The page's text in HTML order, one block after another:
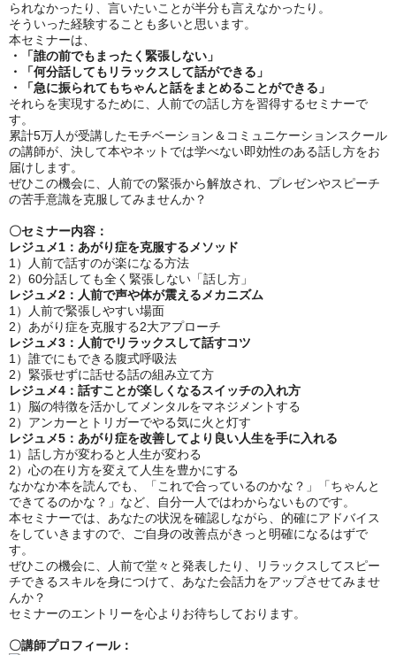
られなかったり、言いたいことが半分も言えなかったり。
そういった経験することも多いと思います。
本セミナーは、
・「誰の前でもまったく緊張しない」
・「何分話してもリラックスして話ができる」
・「急に振られてもちゃんと話をまとめることができる」
それらを実現するために、人前での話し方を習得するセミナーで
す。
累計5万人が受講したモチベーション＆コミュニケーションスクール
の講師が、決して本やネットでは学べない即効性のある話し方をお
届けします。
ぜひこの機会に、人前での緊張から解放され、プレゼンやスピーチ
の苦手意識を克服してみませんか？
〇セミナー内容：
レジュメ1：あがり症を克服するメソッド
1）人前で話すのが楽になる方法
2）60分話しても全く緊張しない「話し方」
レジュメ2：人前で声や体が震えるメカニズム
1）人前で緊張しやすい場面
2）あがり症を克服する2大アプローチ
レジュメ3：人前でリラックスして話すコツ
1）誰でにもできる腹式呼吸法
2）緊張せずに話せる話の組み立て方
レジュメ4：話すことが楽しくなるスイッチの入れ方
1）脳の特徴を活かしてメンタルをマネジメントする
2）アンカーとトリガーでやる気に火と灯す
レジュメ5：あがり症を改善してより良い人生を手に入れる
1）話し方が変わると人生が変わる
2）心の在り方を変えて人生を豊かにする
なかなか本を読んでも、「これで合っているのかな？」「ちゃんと
できてるのかな？」など、自分一人ではわからないものです。
本セミナーでは、あなたの状況を確認しながら、的確にアドバイス
をしていきますので、ご自身の改善点がきっと明確になるはずで
す。
ぜひこの機会に、人前で堂々と発表したり、リラックスしてスピー
チできるスキルを身につけて、あなた会話力をアップさせてみませ
んか？
セミナーのエントリーを心よりお待ちしております。
〇講師プロフィール：